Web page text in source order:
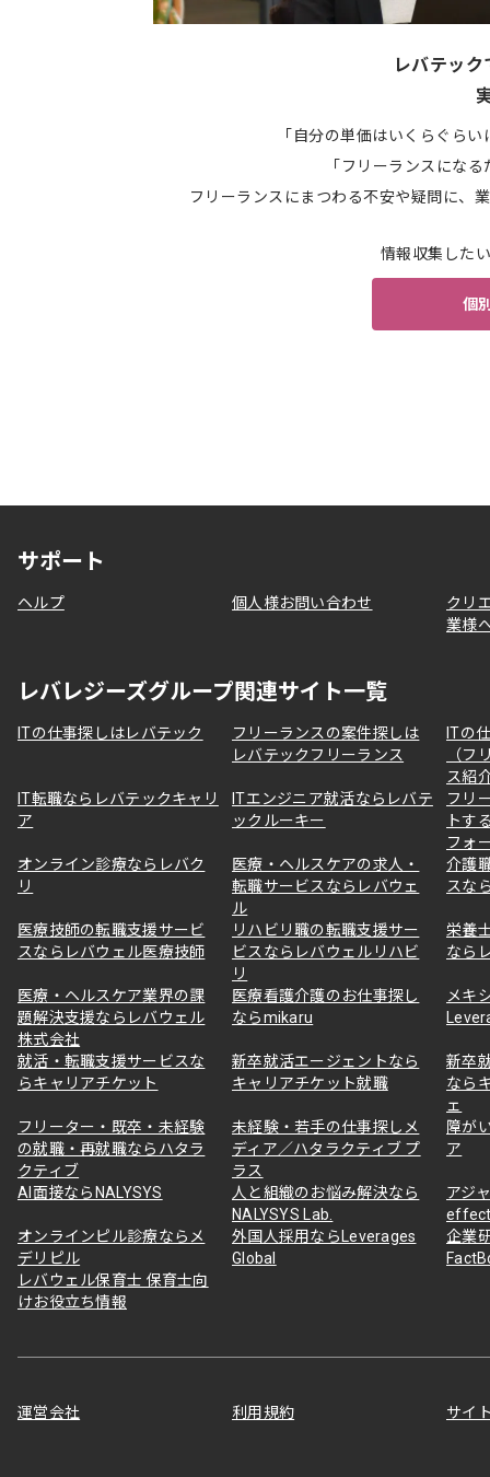
レバテッ
「自分の単価はいくらぐら
「フリーランスにな
フリーランスにまつわる不安や疑問に、
情報収集した
個
サポート
ヘルプ 個人様お問い合わせ
クリ
業様
レバレジーズグループ関連サイト一覧
ITの仕事探しはレバテック
フリーランスの案件探しは
レバテックフリーランス
ITの
（フ
ス紹
IT転職ならレバテックキャリ
ア
ITエンジニア就活ならレバテ
ックルーキー
フリ
トす
フォ
オンライン診療ならレバク
リ
医療・ヘルスケアの求人・
転職サービスならレバウェ
ル
介護
スな
医療技師の転職支援サービ
スならレバウェル医療技師
リハビリ職の転職支援サー
ビスならレバウェルリハビ
リ
栄養
なら
医療・ヘルスケア業界の課
題解決支援ならレバウェル
株式会社
医療看護介護のお仕事探し
ならmikaru
メキ
就活・転職支援サービスな
らキャリアチケット
新卒就活エージェントなら
キャリアチケット就職
新卒
なら
ェ
フリーター・既卒・未経験
の就職・再就職ならハタラ
クティブ
未経験・若手の仕事探しメ
ディア／ハタラクティブ プ
ラス
障が
ア
AI面接ならNALYSYS
人と組織のお悩み解決なら
NALYSYS Lab.
アジ
オンラインピル診療ならメ
デリピル
外国人採用ならLeverages
Global
企業
レバウェル保育士 保育士向
けお役立ち情報
運営会社 利用規約 サイ